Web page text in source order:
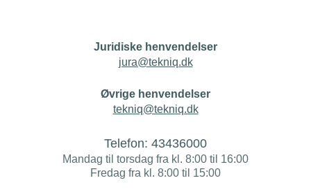
Juridiske henvendelser
jura@tekniq.dk
Øvrige henvendelser
tekniq@tekniq.dk
Telefon: 43436000
Mandag til torsdag fra kl. 8:00 til 16:00
Fredag fra kl. 8:00 til 15:00